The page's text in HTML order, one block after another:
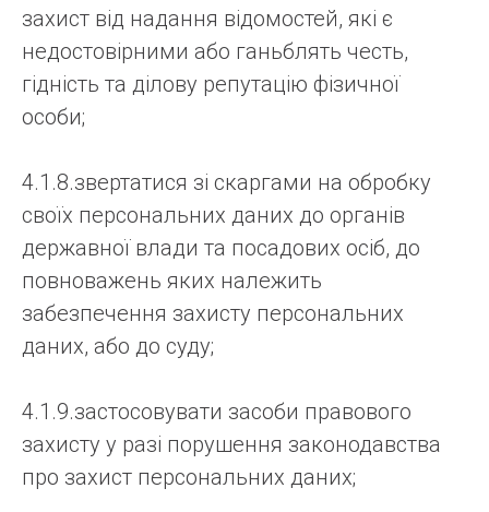
захист від надання відомостей, які є
недостовірними або ганьблять честь,
гідність та ділову репутацію фізичної
особи;
4.1.8.звертатися зі скаргами на обробку
своїх персональних даних до органів
державної влади та посадових осіб, до
повноважень яких належить
забезпечення захисту персональних
даних, або до суду;
4.1.9.застосовувати засоби правового
захисту у разі порушення законодавства
про захист персональних даних;